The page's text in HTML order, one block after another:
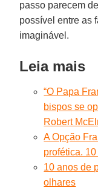
passo parecem
possível entre as
imaginável.
Leia mais
“O Papa
bispos se
Robert
A Opção
profética.
10 anos de
olhares